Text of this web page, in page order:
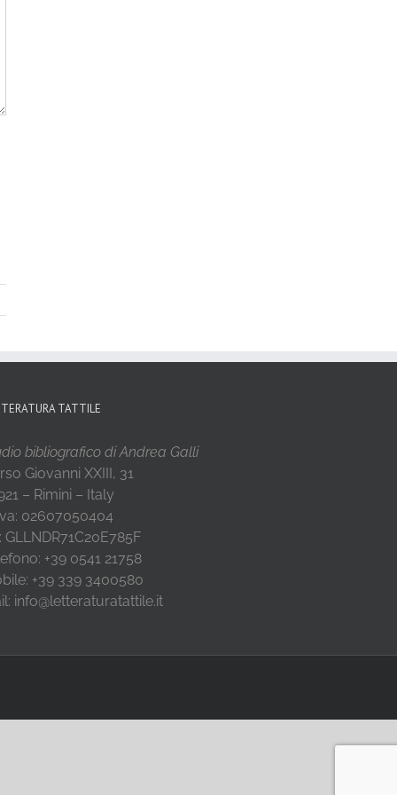
TATTILE
bibliografico di Andrea Galli
Giovanni XXIII, 31
– Rimini – Italy
02607050404
GLLNDR71C20E785F
+39 0541 21758
+39 339 3400580
info@letteraturatattile.it